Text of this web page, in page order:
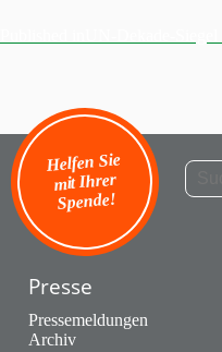
Beitragsnavigation
Helfen Sie
mit Ihrer
Spende!
Presse
Pressemeldungen
Archiv